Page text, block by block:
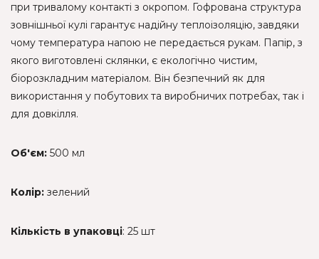
при тривалому контакті з окропом. Гофрована структура
зовнішньої кулі гарантує надійну теплоізоляцію, завдяки
чому температура напою не передається рукам. Папір, з
якого виготовлені склянки, є екологічно чистим,
біорозкладним матеріалом. Він безпечний як для
використання у побутових та виробничих потребах, так і
для довкілля.
Об'єм: 500 мл
Колір: зелений
Кількість в упаковці: 25 шт